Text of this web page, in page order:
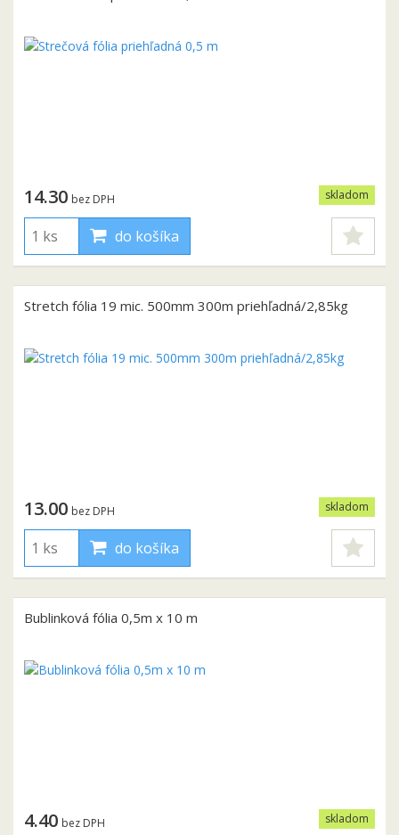
skladom
14.30 bez DPH
do košíka
Stretch fólia 19 mic. 500mm 300m priehľadná/2,85kg
skladom
13.00 bez DPH
do košíka
Bublinková fólia 0,5m x 10 m
skladom
4.40 bez DPH